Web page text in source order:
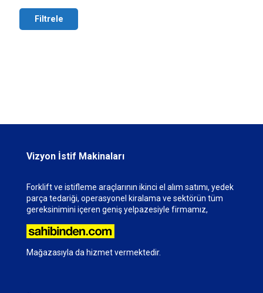
Filtrele
Vizyon İstif Makinaları
Forklift ve istifleme araçlarının ikinci el alım satımı, yedek
parça tedariği, operasyonel kiralama ve sektörün tüm
gereksinimini içeren geniş yelpazesiyle firmamız,
Mağazasıyla da hizmet vermektedir.